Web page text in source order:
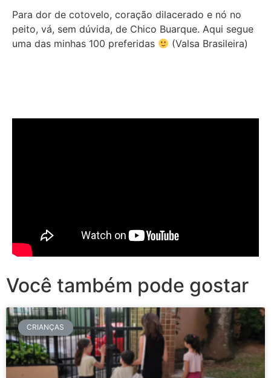
Para dor de cotovelo, coração dilacerado e nó no
peito, vá, sem dúvida, de Chico Buarque. Aqui segue
uma das minhas 100 preferidas
(Valsa Brasileira)
Você também pode gostar
CRIANÇAS